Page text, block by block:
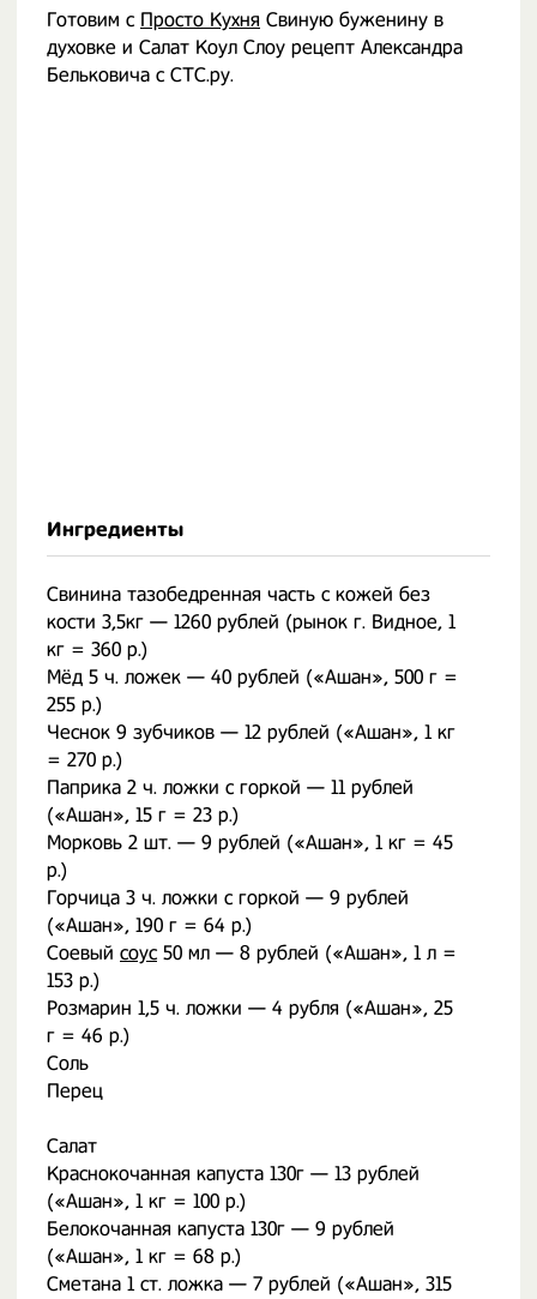
Готовим с Просто Кухня Свиную буженину в
духовке и Салат Коул Слоу рецепт Александра
Бельковича с СТС.ру.
Ингредиенты
Свинина тазобедренная часть с кожей без
кости 3,5кг — 1260 рублей (рынок г. Видное, 1
кг = 360 р.)
Мёд 5 ч. ложек — 40 рублей («Ашан», 500 г =
255 р.)
Чеснок 9 зубчиков — 12 рублей («Ашан», 1 кг
= 270 р.)
Паприка 2 ч. ложки с горкой — 11 рублей
(«Ашан», 15 г = 23 р.)
Морковь 2 шт. — 9 рублей («Ашан», 1 кг = 45
р.)
Горчица 3 ч. ложки с горкой — 9 рублей
(«Ашан», 190 г = 64 р.)
Соевый соус 50 мл — 8 рублей («Ашан», 1 л =
153 р.)
Розмарин 1,5 ч. ложки — 4 рубля («Ашан», 25
г = 46 р.)
Соль
Перец
Салат
Краснокочанная капуста 130г — 13 рублей
(«Ашан», 1 кг = 100 р.)
Белокочанная капуста 130г — 9 рублей
(«Ашан», 1 кг = 68 р.)
Сметана 1 ст. ложка — 7 рублей («Ашан», 315